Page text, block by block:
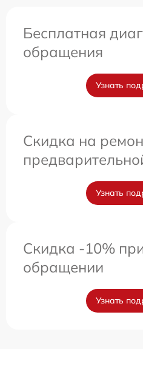
Бесплатная
обращения
Узнать
Скидка на
Узнать
Скидка -10%
обращении
Узнать